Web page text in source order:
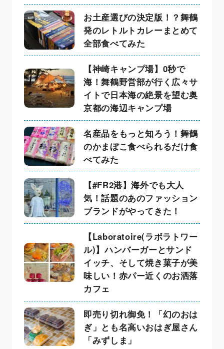
お土産選びの決定版！？舞鶴
発のレトルトカレーまとめて
全部食べてみた
【神崎キャンプ場】0秒で
海！舞鶴野営部が行く広々サ
イトで日本海の絶景を望む奥
京都の海辺キャンプ場
名産品をもっと知ろう！舞鶴
のかまぼこ食べられるだけ食
べてみた
【#FR2港】海外でも大人
気！話題のあのファッション
ブランドがやってきた！
【Laboratoire(ラボラトワー
ル)】ハンバーガーとサンド
イッチ、そして焼き菓子が美
味しい！赤パー近くのお洒落
カフェ
即売り切れ御免！「幻のおは
ぎ」とも名高いおはぎ屋さん
「みずしま」